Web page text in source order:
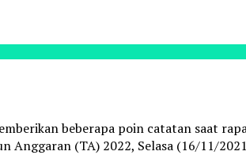
beberapa poin catatan saat
Anggaran (TA) 2022, Selasa (16/11/